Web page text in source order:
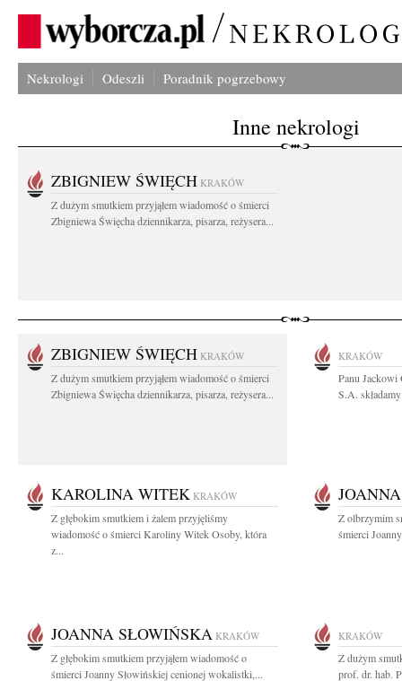
Nekrologi Odeszli Poradnik pogrzebowy
Inne nekrologi
ZBIGNIEW ŚWIĘCH KRAKÓW
Z dużym smutkiem przyjąłem wiadomość o śmierci
Zbigniewa Święcha dziennikarza, pisarza, reżysera...
ZBIGNIEW ŚWIĘCH KRAKÓW
Z dużym smutkiem przyjąłem wiadomość o śmierci
Zbigniewa Święcha dziennikarza, pisarza, reżysera...
KRAKÓW
Panu Jackowi
S.A.
KAROLINA WITEK KRAKÓW
Z głębokim smutkiem i żalem przyjęliśmy
wiadomość o śmierci Karoliny Witek Osoby, która
z...
Z olbrzymim
śmierci
JOANNA SŁOWIŃSKA KRAKÓW
Z głębokim smutkiem przyjąłem wiadomość o
śmierci Joanny Słowińskiej cenionej wokalistki,...
KRAKÓW
Z dużym
prof. dr. hab.